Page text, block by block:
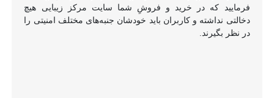
فرمایید که در خرید و فروشِ شما سایت مرکز زیبایی هیچ
دخالتی نداشته و کاربران باید خودشان جنبه‌های مختلف امنیتی را
در نظر بگیرند.